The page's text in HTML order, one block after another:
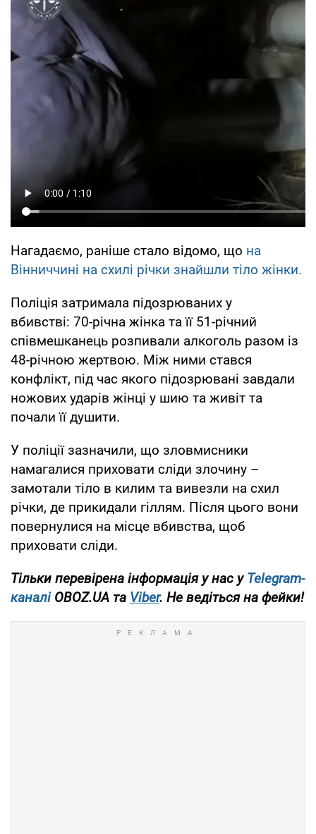
Нагадаємо, раніше стало відомо, що на
Вінниччині на схилі річки знайшли тіло жінки.
Поліція затримала підозрюваних у
вбивстві: 70-річна жінка та її 51-річний
співмешканець розпивали алкоголь разом із
48-річною жертвою. Між ними стався
конфлікт, під час якого підозрювані завдали
ножових ударів жінці у шию та живіт та
почали її душити.
У поліції зазначили, що зловмисники
намагалися приховати сліди злочину –
замотали тіло в килим та вивезли на схил
річки, де прикидали гіллям. Після цього вони
повернулися на місце вбивства, щоб
приховати сліди.
Тільки перевірена інформація у нас уTelegram-
каналіOBOZ.UA та Viber. Не ведіться на фейки!